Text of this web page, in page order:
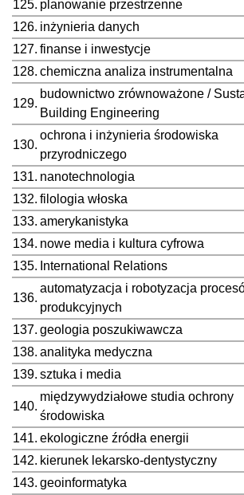
125. planowanie przestrzenne
126. inżynieria danych
127. finanse i inwestycje
128. chemiczna analiza instrumentalna
129.
budownictwo zrównoważone /
Building Engineering
130.
ochrona i inżynieria środowiska
przyrodniczego
131. nanotechnologia
132. filologia włoska
133. amerykanistyka
134. nowe media i kultura cyfrowa
135. International Relations
136.
automatyzacja i robotyzacja
produkcyjnych
137. geologia poszukiwawcza
138. analityka medyczna
139. sztuka i media
140.
międzywydziałowe studia ochrony
środowiska
141. ekologiczne źródła energii
142. kierunek lekarsko-dentystyczny
143. geoinformatyka